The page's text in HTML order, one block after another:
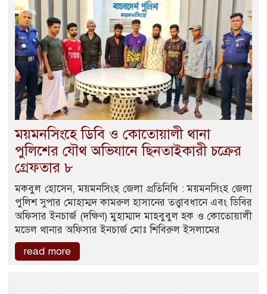
ময়মনসিংহে ডিবি ও কোতোয়ালী থানা
পুলিশের যৌথ অভিযানে ছিনতাইকারী চক্রের
গ্রেফতার ৮
মকবুল হোসেন, ময়মনসিংহ জেলা প্রতিনিধি : ময়মনসিংহ জেলা
পুলিশ সুপার মোহাম্মদ কামরুল হাসানের তত্ত্বাবধানে এবং ডিবির
অফিসার ইনচার্জ (দক্ষিণ) মুহাম্মাদ মাহবুবুল হক ও কোতোয়ালী
মডেল থানার অফিসার ইনচার্জ মোঃ শিবিরুল ইসলামের
read more